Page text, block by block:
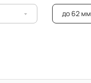
до 62